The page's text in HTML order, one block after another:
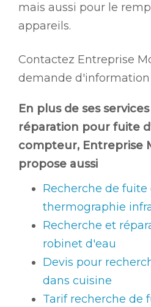
mais aussi pour le
appareils.
Contactez Entreprise
demande d'information
En plus de ses services
réparation pour fuite
compteur, Entreprise
propose aussi
Recherche de
thermographie
Recherche et
robinet d'eau
Devis pour
dans cuisine
Tarif recherche de